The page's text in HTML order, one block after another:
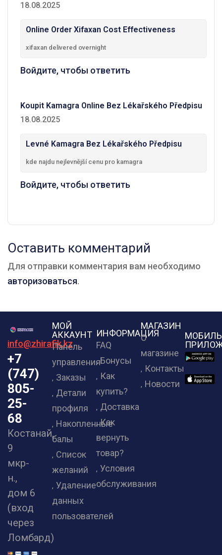
18.08.2025
Online Order Xifaxan Cost Effectiveness
xifaxan delivered overnight
Войдите, чтобы ответить
Koupit Kamagra Online Bez Lékařského Předpisu
18.08.2025
Levné Kamagra Bez Lékařského Předpisu
kde najdu nejlevnější cenu pro kamagra
Войдите, чтобы ответить
Оставить комментарий
Для отправки комментария вам необходимо
авторизоваться.
info@zhirafik.kz
+7
(747)
805-
25-
68
Костанай,
9
мкр-
н.,
дом 6
(вход
через
Ломбард)
МОЙ
АККАУНТ
Панель
управления
Заказы
Детали
профиля
Накопленные
балы
Список
желаний
Удаление
данных
пользователей
ИНФОРМАЦИЯ
FAQ
Бонусы
Как
купить?
Доставка
Как
вернуть
товар?
Условия
обслуживания
МАГАЗИН
О
магазине
Контакты
Новости